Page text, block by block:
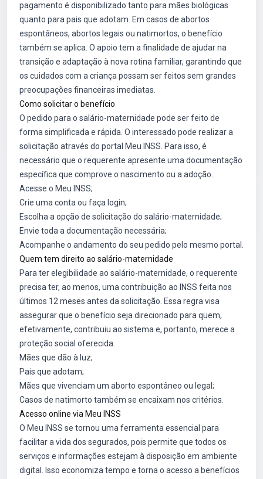
pagamento é disponibilizado tanto para mães biológicas
quanto para pais que adotam. Em casos de abortos
espontâneos, abortos legais ou natimortos, o benefício
também se aplica. O apoio tem a finalidade de ajudar na
transição e adaptação à nova rotina familiar, garantindo que
os cuidados com a criança possam ser feitos sem grandes
preocupações financeiras imediatas.
Como solicitar o benefício
O pedido para o salário-maternidade pode ser feito de
forma simplificada e rápida. O interessado pode realizar a
solicitação através do portal Meu INSS. Para isso, é
necessário que o requerente apresente uma documentação
específica que comprove o nascimento ou a adoção.
Acesse o Meu INSS;
Crie uma conta ou faça login;
Escolha a opção de solicitação do salário-maternidade;
Envie toda a documentação necessária;
Acompanhe o andamento do seu pedido pelo mesmo portal.
Quem tem direito ao salário-maternidade
Para ter elegibilidade ao salário-maternidade, o requerente
precisa ter, ao menos, uma contribuição ao INSS feita nos
últimos 12 meses antes da solicitação. Essa regra visa
assegurar que o benefício seja direcionado para quem,
efetivamente, contribuiu ao sistema e, portanto, merece a
proteção social oferecida.
Mães que dão à luz;
Pais que adotam;
Mães que vivenciam um aborto espontâneo ou legal;
Casos de natimorto também se encaixam nos critérios.
Acesso online via Meu INSS
O Meu INSS se tornou uma ferramenta essencial para
facilitar a vida dos segurados, pois permite que todos os
serviços e informações estejam à disposição em ambiente
digital. Isso economiza tempo e torna o acesso a benefícios